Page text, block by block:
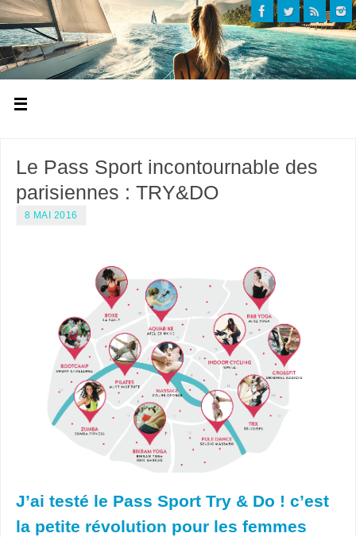
Le Pass Sport incontournable des
parisiennes : TRY&DO
8 MAI 2016
J’ai testé le Pass Sport Try & Do ! c’est
la petite révolution pour les femmes